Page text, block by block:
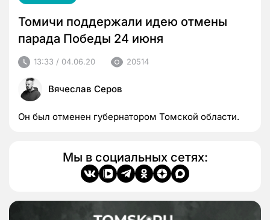
Томичи поддержали идею отмены
парада Победы 24 июня
13:33 / 04.06.20 20514
Вячеслав Серов
Он был отменен губернатором Томской области.
Мы в социальных сетях: